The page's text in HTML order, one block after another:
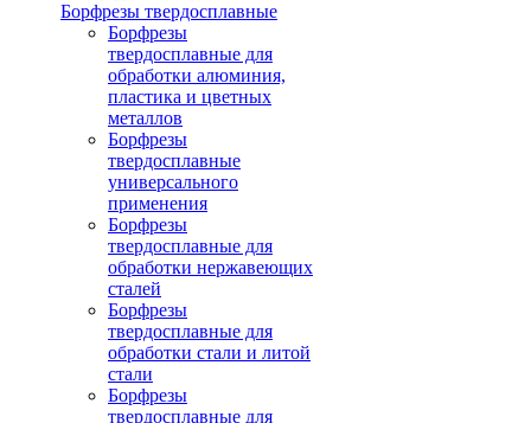
Борфрезы твердосплавные
Борфрезы
твердосплавные для
обработки алюминия,
пластика и цветных
металлов
Борфрезы
твердосплавные
универсального
применения
Борфрезы
твердосплавные для
обработки нержавеющих
сталей
Борфрезы
твердосплавные для
обработки стали и литой
стали
Борфрезы
твердосплавные для